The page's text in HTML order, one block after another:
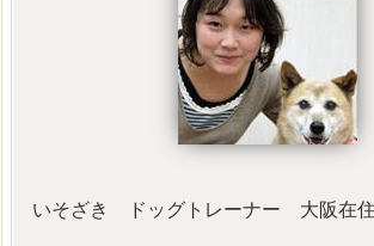
いそざき ドッグトレーナー 大阪在住